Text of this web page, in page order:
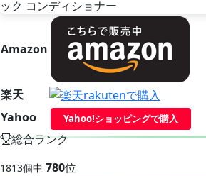
Amazon
楽天
Yahoo
Yahoo!ショッピングで購入
総合ランク
1813個中 780位